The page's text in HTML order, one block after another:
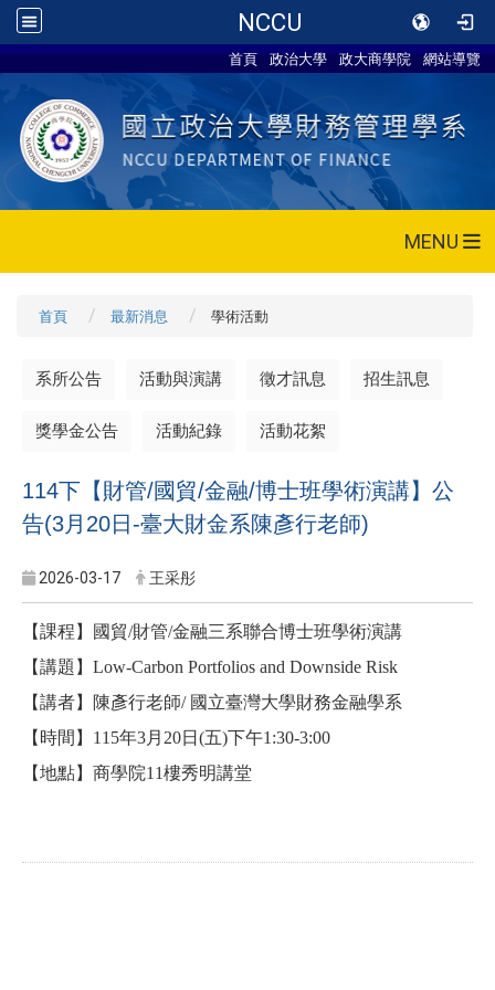
NCCU
首頁 政治大學 政大商學院 網站導覽
MENU
首頁 最新消息 學術活動
系所公告 活動與演講 徵才訊息 招生訊息
獎學金公告 活動紀錄 活動花絮
114下【財管/國貿/金融/博士班學術演講】公
告(3月20日-臺大財金系陳彥行老師)
2026-03-17 王采彤
【課程】國貿/財管/金融三系聯合博士班學術演講
【講題】Low-Carbon Portfolios and Downside Risk
【講者】陳彥行老師/ 國立臺灣大學財務金融學系
【時間】115年3月20日(五)下午1:30-3:00
【地點】商學院11樓秀明講堂